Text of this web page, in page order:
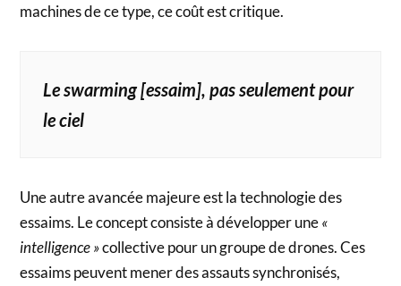
machines de ce type, ce coût est critique.
Le swarming [essaim], pas seulement pour
le ciel
Une autre avancée majeure est la technologie des
essaims. Le concept consiste à développer une«
intelligence »collective pour un groupe de drones. Ces
essaims peuvent mener des assauts synchronisés,